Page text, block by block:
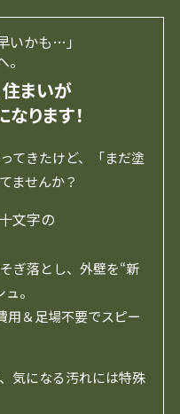
いかも…」
住まいが
ります！
てきたけど、「まだ塗
ませんか？
文字の
ぎ落とし、外壁を“新
。
用＆足場不要でスピー
気になる汚れには特殊